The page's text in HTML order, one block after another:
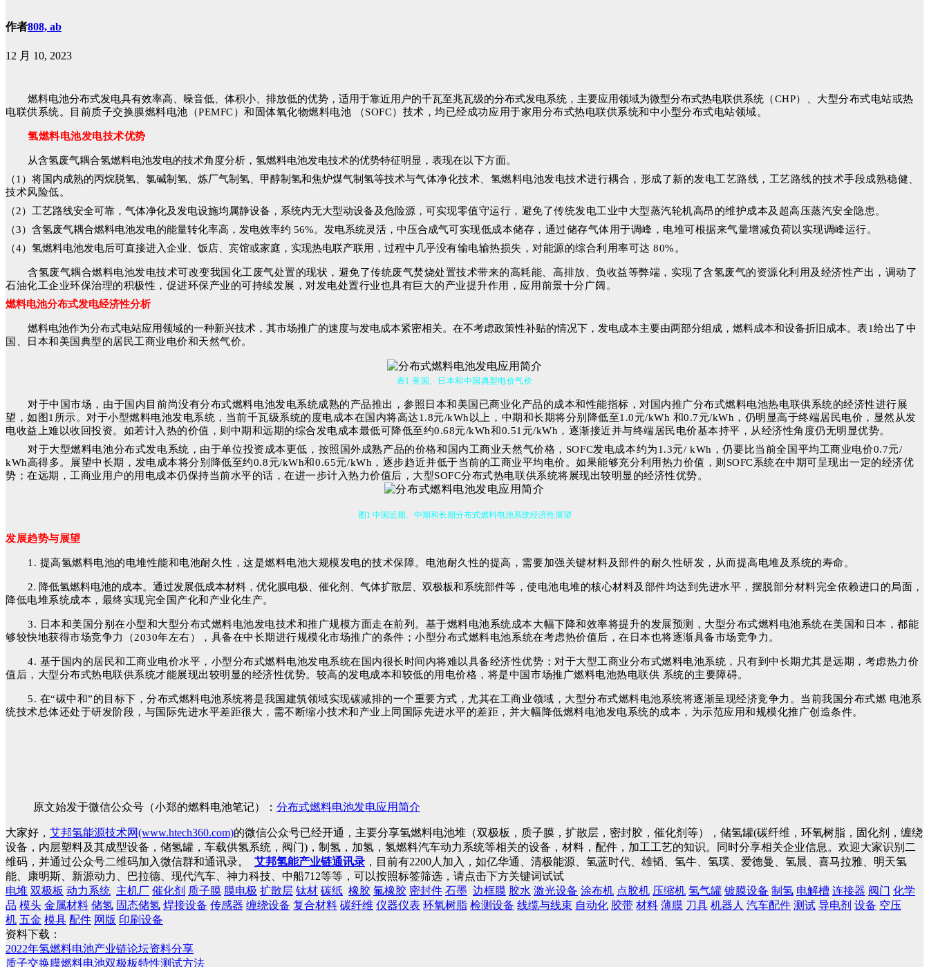
作者808, ab
12 月 10, 2023
燃料电池分布式发电具有效率高、噪音低、体积小、排放低的优势，适用于靠近用户的千瓦至兆瓦级的分布式发电系统，主要应用领域为微型分布式热电联供系统 （CHP）、大型分布式电站或热
电联供系统。目前质子交换膜燃料电池（PEMFC）和固体氧化物燃料电池 （SOFC）技术，均已经成功应用于家用分布式热电联供系统和中小型分布式电站领域。
氢燃料电池发电技术优势
从含氢废气耦合氢燃料电池发电的技术角度分析，氢燃料电池发电技术的优势特征明显，表现在以下方面。
（1）将国内成熟的丙烷脱氢、氯碱制氢、炼厂气制氢、甲醇制氢和焦炉煤气制氢等技术与气体净化技术、氢燃料电池发电技术进行耦合，形成了新的发电工艺路线，工艺路线的技术手段成熟稳健、
技术风险低。
（2）工艺路线安全可靠，气体净化及发电设施均属静设备，系统内无大型动设备及危险源，可实现零值守运行，避免了传统发电工业中大型蒸汽轮机高昂的维护成本及超高压蒸汽安全隐患。
（3）含氢废气耦合燃料电池发电的能量转化率高，发电效率约 56%。发电系统灵活，中压合成气可实现低成本储存，通过储存气体用于调峰，电堆可根据来气量增减负荷以实现调峰运行。
（4）氢燃料电池发电后可直接进入企业、饭店、宾馆或家庭，实现热电联产联用，过程中几乎没有输电输热损失，对能源的综合利用率可达 80%。
含氢废气耦合燃料电池发电技术可改变我国化工废气处置的现状，避免了传统废气焚烧处置技术带来的高耗能、高排放、负收益等弊端，实现了含氢废气的资源化利用及经济性产出，调动了
石油化工企业环保治理的积极性，促进环保产业的可持续发展，对发电处置行业也具有巨大的产业提升作用，应用前景十分广阔。
燃料电池分布式发电经济性分析
燃料电池作为分布式电站应用领域的一种新兴技术，其市场推广的速度与发电成本紧密相关。在不考虑政策性补贴的情况下，发电成本主要由两部分组成，燃料成本和设备折旧成本。 表1给出了中
国、日本和美国典型的居民工商业电价和天然气价。
表1 美国、日本和中国典型电价气价
对于中国市场，由于国内目前尚没有分布式燃料电池发电系统成熟的产品推出，参照日本和美国已商业化产品的成本和性能指标，对国内推广分布式燃料电池热电联供系统的经济性进行展
望，如图1所示。对于小型燃料电池发电系统，当前千瓦级系统的度电成本在国内将高达1.8元/kWh以上，中期和长期将分别降低至1.0元/kWh 和0.7元/kWh，仍明显高于终端居民电价，显然从发
电收益上难以收回投资。如若计入热的价值，则中期和远期的综合发电成本最低可降低至约0.68元/kWh和0.51元/kWh，逐渐接近并与终端居民电价基本持平，从经济性角度仍无明显优势。
对于大型燃料电池分布式发电系统，由于单位投资成本更低，按照国外成熟产品的价格和国内工商业天然气价格，SOFC发电成本约为1.3元/ kWh，仍要比当前全国平均工商业电价0.7元/
kWh高得多。 展望中长期，发电成本将分别降低至约0.8元/kWh和0.65元/kWh，逐步趋近并低于当前的工商业平均电价。如果能够充分利用热力价值，则SOFC系统在中期可呈现出一定的经济优
势；在远期，工商业用户的用电成本仍保持当前水平的话，在进一步计入热力价值后，大型SOFC分布式热电联供系统将展现出较明显的经济性优势。
图1 中国近期、中期和长期分布式燃料电池系统经济性展望
发展趋势与展望
1. 提高氢燃料电池的电堆性能和电池耐久性，这是燃料电池大规模发电的技术保障。电池耐久性的提高，需要加强关键材料及部件的耐久性研发，从而提高电堆及系统的寿命。
2. 降低氢燃料电池的成本。通过发展低成本材料，优化膜电极、催化剂、气体扩散层、双极板和系统部件等，使电池电堆的核心材料及部件均达到先进水平，摆脱部分材料完全依赖进口的局面，
降低电堆系统成本，最终实现完全国产化和产业化生产。
3. 日本和美国分别在小型和大型分布式燃料电池发电技术和推广规模方面走在前列。基于燃料电池系统成本大幅下降和效率将提升的发展预测，大型分布式燃料电池系统在美国和日本，都能
够较快地获得市场竞争力（2030年左右），具备在中长期进行规模化市场推广的条件；小型分布式燃料电池系统在考虑热价值后，在日本也将逐渐具备市场竞争力。
4. 基于国内的居民和工商业电价水平，小型分布式燃料电池发电系统在国内很长时间内将难以具备经济性优势；对于大型工商业分布式燃料电池系统，只有到中长期尤其是远期，考虑热力价
值后，大型分布式热电联供系统才能展现出较明显的经济性优势。较高的发电成本和较低的用电价格，将是中国市场推广燃料电池热电联供 系统的主要障碍。
5. 在“碳中和”的目标下，分布式燃料电池系统将是我国建筑领域实现碳减排的一个重要方式，尤其在工商业领域，大型分布式燃料电池系统将逐渐呈现经济竞争力。当前我国分布式燃 电池系
统技术总体还处于研发阶段，与国际先进水平差距很大，需不断缩小技术和产业上同国际先进水平的差距，并大幅降低燃料电池发电系统的成本，为示范应用和规模化推广创造条件。
原文始发于微信公众号（小郑的燃料电池笔记）： 分布式燃料电池发电应用简介
大家好， 艾邦氢能源技术网(www.htech360.com)的微信公众号已经开通，主要分享氢燃料电池堆（双极板，质子膜，扩散层，密封胶，催化剂等），储氢罐(碳纤维，环氧树脂，固化剂，缠绕
设备，内层塑料及其成型设备，储氢罐，车载供氢系统，阀门)，制氢，加氢，氢燃料汽车动力系统等相关的设备，材料，配件，加工工艺的知识。同时分享相关企业信息。欢迎大家识别二
维码，并通过公众号二维码加入微信群和通讯录。
艾邦氢能产业链通讯录 ，目前有2200人加入，如亿华通、清极能源、氢蓝时代、雄韬、氢牛、氢璞、爱德曼、氢晨、喜马拉雅、明天氢
能、康明斯、新源动力、巴拉德、现代汽车、神力科技、中船712等等，可以按照标签筛选，请点击下方关键词试试
电堆 双极板 动力系统 主机厂 催化剂 质子膜 膜电极 扩散层 钛材 碳纸 橡胶 氟橡胶 密封件 石墨 边框膜 胶水 激光设备 涂布机 点胶机 压缩机 氢气罐 镀膜设备 制氢 电解槽 连接器 阀门 化学
品 模头 金属材料 储氢 固态储氢 焊接设备 传感器 缠绕设备 复合材料 碳纤维 仪器仪表 环氧树脂 检测设备 线缆与线束 自动化 胶带 材料 薄膜 刀具 机器人 汽车配件 测试 导电剂 设备 空压
机 五金 模具 配件 网版 印刷设备
资料下载：
2022年氢燃料电池产业链论坛资料分享
质子交换膜燃料电池双极板特性测试方法